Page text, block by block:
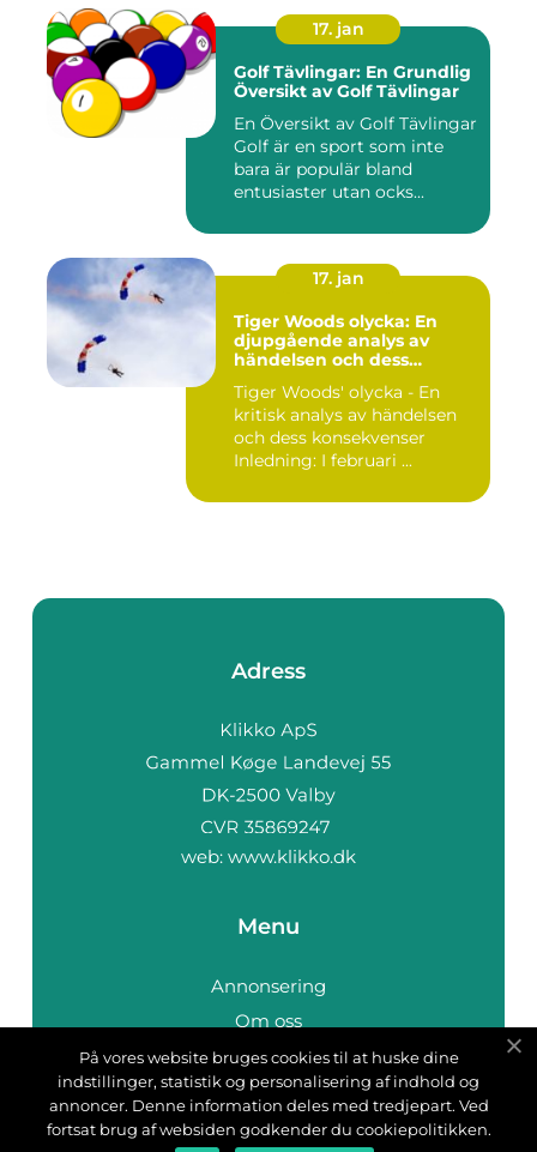
17. jan
Golf Tävlingar: En Grundlig
Översikt av Golf Tävlingar
En Översikt av Golf Tävlingar
Golf är en sport som inte
bara är populär bland
entusiaster utan ocks...
17. jan
Tiger Woods olycka: En
djupgående analys av
händelsen och dess
Tiger Woods' olycka - En
kritisk analys av händelsen
och dess konsekvenser
Inledning: I februari ...
Adress
web: www.klikko.dk
Menu
Annonsering
Om oss
Cookies
Kontakta oss
Sitemap
På vores website bruges cookies til at huske dine
indstillinger, statistik og personalisering af indhold og
annoncer. Denne information deles med tredjepart. Ved
fortsat brug af websiden godkender du cookiepolitikken.